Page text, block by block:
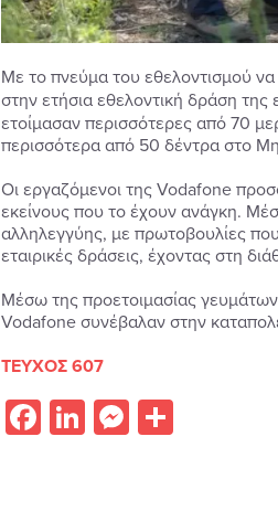
Με το πνεύμα του εθελοντισμού να
στην ετήσια εθελοντική δράση της
ετοίμασαν περισσότερες από 70
περισσότερα από 50 δέντρα στο
Οι εργαζόμενοι της Vodafone
εκείνους που το έχουν ανάγκη.
αλληλεγγύης, με πρωτοβουλίες
εταιρικές δράσεις, έχοντας στη
Μέσω της προετοιμασίας
Vodafone συνέβαλαν στην
ΤΕΥΧΟΣ 607
Facebook
LinkedIn
Messenger
Share